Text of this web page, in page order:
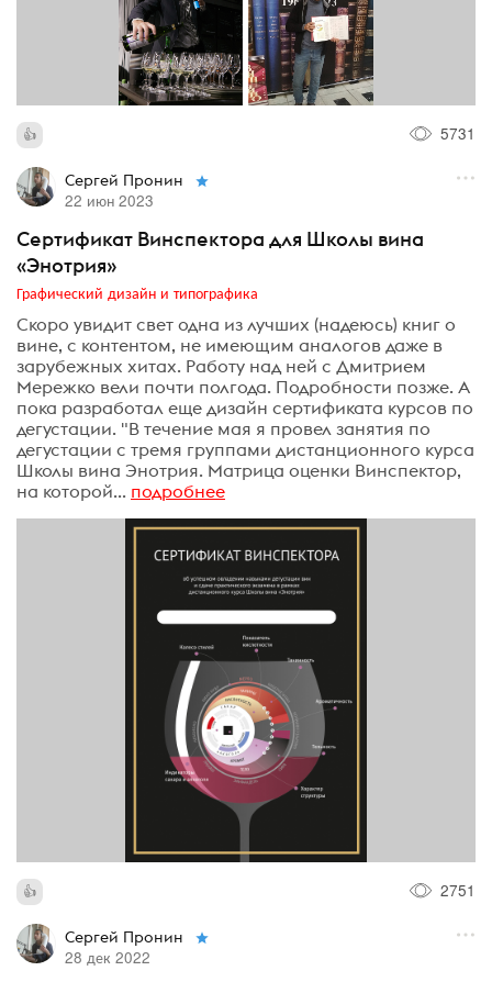
5731
Сергей Пронин
22 июн 2023
Сертификат Винспектора для Школы вина
«Энотрия»
Графический дизайн и типографика
Скоро увидит свет одна из лучших (надеюсь) книг о
вине, с контентом, не имеющим аналогов даже в
зарубежных хитах. Работу над ней с Дмитрием
Мережко вели почти полгода. Подробности позже. А
пока разработал еще дизайн сертификата курсов по
дегустации. "В течение мая я провел занятия по
дегустации с тремя группами дистанционного курса
Школы вина Энотрия. Матрица оценки Винспектор,
на которой... подробнее
2751
Сергей Пронин
28 дек 2022